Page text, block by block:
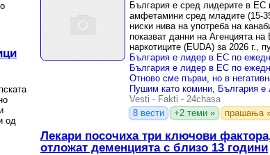
од
България е сред лидерите в ЕС
амфетамини сред младите (15-
ниски нива на употреба на
показват данни на Агенцията
наркотиците (EUDA) за 2026 г.,
Европейския парламент.
Vesti - Fakti - 24chasa
8 вести
+2 теми » прашања
Лекари посочиха три ключови
отложат деменцията с близо 13 години